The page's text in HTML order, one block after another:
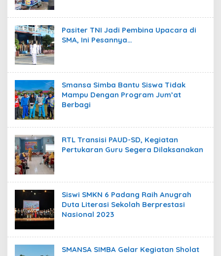
Pasiter TNI Jadi Pembina Upacara di
SMA, Ini Pesannya…
Smansa Simba Bantu Siswa Tidak
Mampu Dengan Program Jum’at
Berbagi
RTL Transisi PAUD-SD, Kegiatan
Pertukaran Guru Segera Dilaksanakan
Siswi SMKN 6 Padang Raih Anugrah
Duta Literasi Sekolah Berprestasi
Nasional 2023
SMANSA SIMBA Gelar Kegiatan Sholat